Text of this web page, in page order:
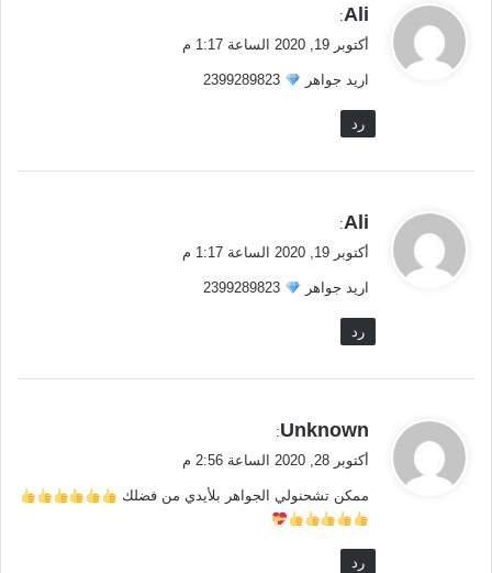
ي
ق
ل
Ali
:
أكتوبر 19, 2020 الساعة 1:17 م
اريد جواهر
رد
ي
ق
ل
Ali
:
أكتوبر 19, 2020 الساعة 1:17 م
اريد جواهر
رد
ي
ق
ل
Unknown
:
أكتوبر 28, 2020 الساعة 2:56 م
ممكن تشحنولي الجواهر بلأيدي من فضلك
رد